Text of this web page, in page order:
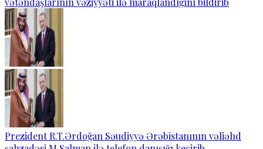
Prezident R.T.Ərdoğan Səudiyyə Ərəbistanının vəliəhd